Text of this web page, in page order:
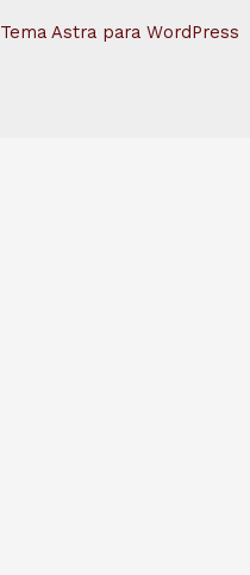
Tema Astra para WordPress